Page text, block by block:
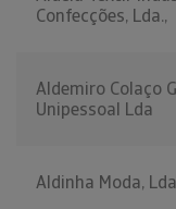
Confecções, Lda.,
Aldemiro Colaço
Unipessoal Lda
Aldinha Moda,